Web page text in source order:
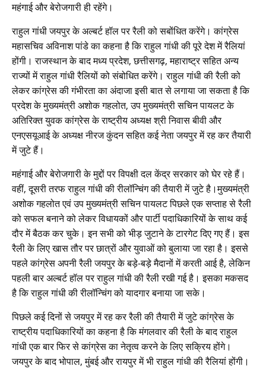
महंगाई और बेरोजगारी ही रहेंगे।
राहुल गांधी जयपुर के अल्बर्ट हॉल पर रैली को सबोंधित करेंगे। कांग्रेस
महासचिव अविनाश पांडे का कहना है कि राहुल गांधी की पूरे देश में रैलियां
होंगी। राजस्थान के बाद मध्य प्रदेश, छत्तीसगढ़, महाराष्ट्र सहित अन्य
राज्यों में राहुल गांधी रैलियों को संबोधित करेंगे। राहुल गांधी की रैली को
लेकर कांग्रेस की गंभीरता का अंदाजा इसी बात से लगाया जा सकता है कि
प्रदेश के मुख्यमंत्री अशोक गहलोत, उप मुख्यमंत्री सचिन पायलट के
अतिरिक्त युवक कांग्रेस के राष्ट्रीय अध्यक्ष श्री निवास बीवी और
एनएसयूआई के अध्यक्ष नीरज कुंदन सहित कई नेता जयपुर में रह कर तैयारी
में जुटे हैं।
महंगाई और बेरोजगारी के मुद्दों पर विपक्षी दल केंद्र सरकार को घेर रहे हैं।
वहीं, दूसरी तरफ राहुल गांधी की रीलॉन्चिंग की तैयारी में जुटे है।मुख्यमंत्री
अशोक गहलोत एवं उप मुख्यमंत्री सचिन पायलट पिछले एक सप्ताह से रैली
को सफल बनाने को लेकर विधायकों और पार्टी पदाधिकारियों के साथ कई
दौर में बैठक कर चुके। इन सभी को भीड़ जुटाने के टारगेट दिए गए हैं। इस
रैली के लिए खास तौर पर छात्रों और युवाओं को बुलाया जा रहा है। इससे
पहले कांग्रेस अपनी रैली जयपुर के बड़े-बड़े मैदानों में करती आई है, लेकिन
पहली बार अल्बर्ट हॉल पर राहुल गांधी की रैली रखी गई है। इसका मकसद
है कि राहुल गांधी की रीलॉन्चिंग को यादगार बनाया जा सके।
पिछले कई दिनों से जयपुर में रह कर रैली की तैयारी में जुटे कांग्रेस के
राष्ट्रीय पदाधिकारियों का कहना है कि मंगलवार की रैली के बाद राहुल
गांधी एक बार फिर से कांग्रेस का नेतृत्व करने के लिए सक्रिय होंगे।
जयपुर के बाद भोपाल, मुंबई और रायपुर में भी राहुल गांधी की रैलियां होंगी।